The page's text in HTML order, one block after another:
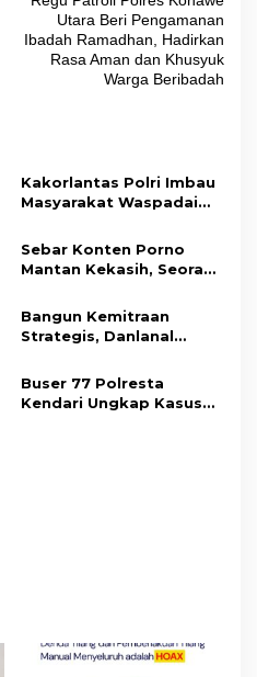
Utara Beri Pengamanan
Ibadah Ramadhan, Hadirkan
Rasa Aman dan Khusyuk
Warga Beribadah
Kakorlantas Polri Imbau
Masyarakat Waspadai
Baru
Sebar Konten Porno
Mantan Kekasih, Seorang
Tahun Penjara
Bangun Kemitraan
Strategis, Danlanal
Wujudkan Informasi
Objektif dan Berimbang
Buser 77 Polresta
Kendari Ungkap Kasus